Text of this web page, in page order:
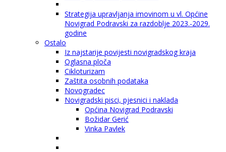
Strategija upravljanja imovinom u vl. Općine
Novigrad Podravski za razdoblje 2023.-2029.
godine
Ostalo
Iz najstarije povijesti novigradskog kraja
Oglasna ploča
Cikloturizam
Zaštita osobnih podataka
Novogradec
Novigradski pisci, pjesnici i naklada
Općina Novigrad Podravski
Božidar Gerić
Vinka Pavlek